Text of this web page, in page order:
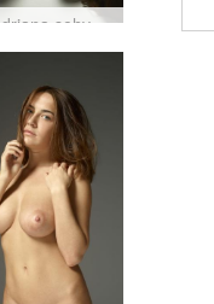
Adriana şehvetli Venüs #42